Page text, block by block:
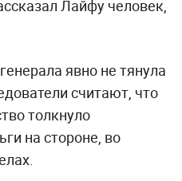
Лайфу человек,
явно не тянула
считают, что
толкнуло
на стороне, во